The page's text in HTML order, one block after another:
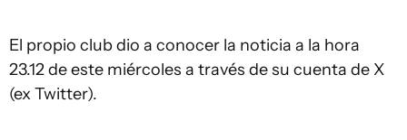
El propio club dio a conocer la noticia a la hora
23.12 de este miércoles a través de su cuenta de X
(ex Twitter).